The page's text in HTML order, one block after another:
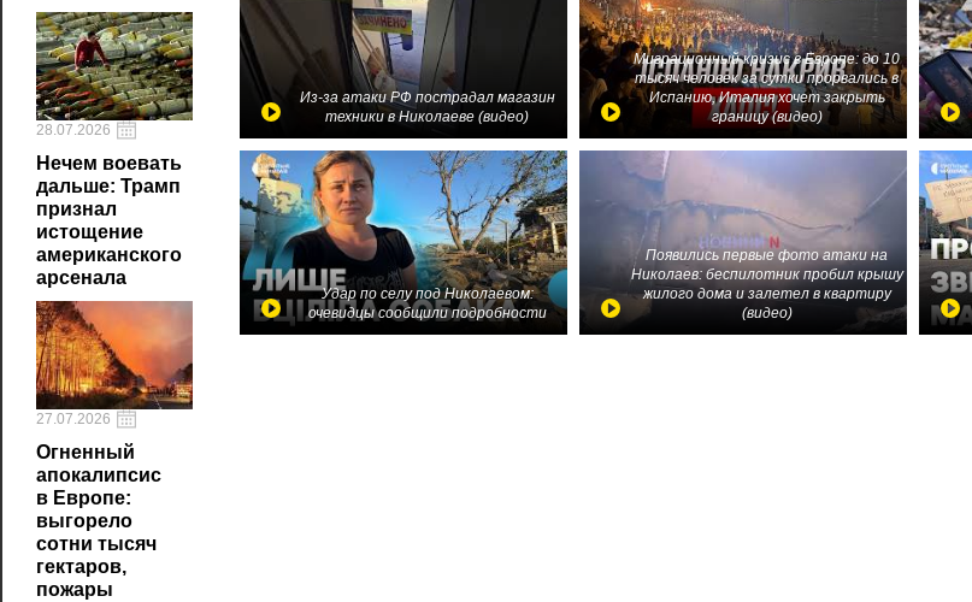
28.07.2026
Нечем воевать
дальше: Трамп
признал
истощение
американского
арсенала
27.07.2026
Огненный
апокалипсис
в Европе:
выгорело
сотни тысяч
гектаров,
пожары
Из-за атаки РФ пострадал магазин
техники в Николаеве (видео)
Миграционный кризис в Европе: до 10
тысяч человек за сутки прорвались в
Испанию, Италия хочет закрыть
границу (видео)
Удар по селу под Николаевом:
очевидцы сообщили подробности
Появились первые фото атаки на
Николаев: беспилотник пробил крышу
жилого дома и залетел в квартиру
(видео)